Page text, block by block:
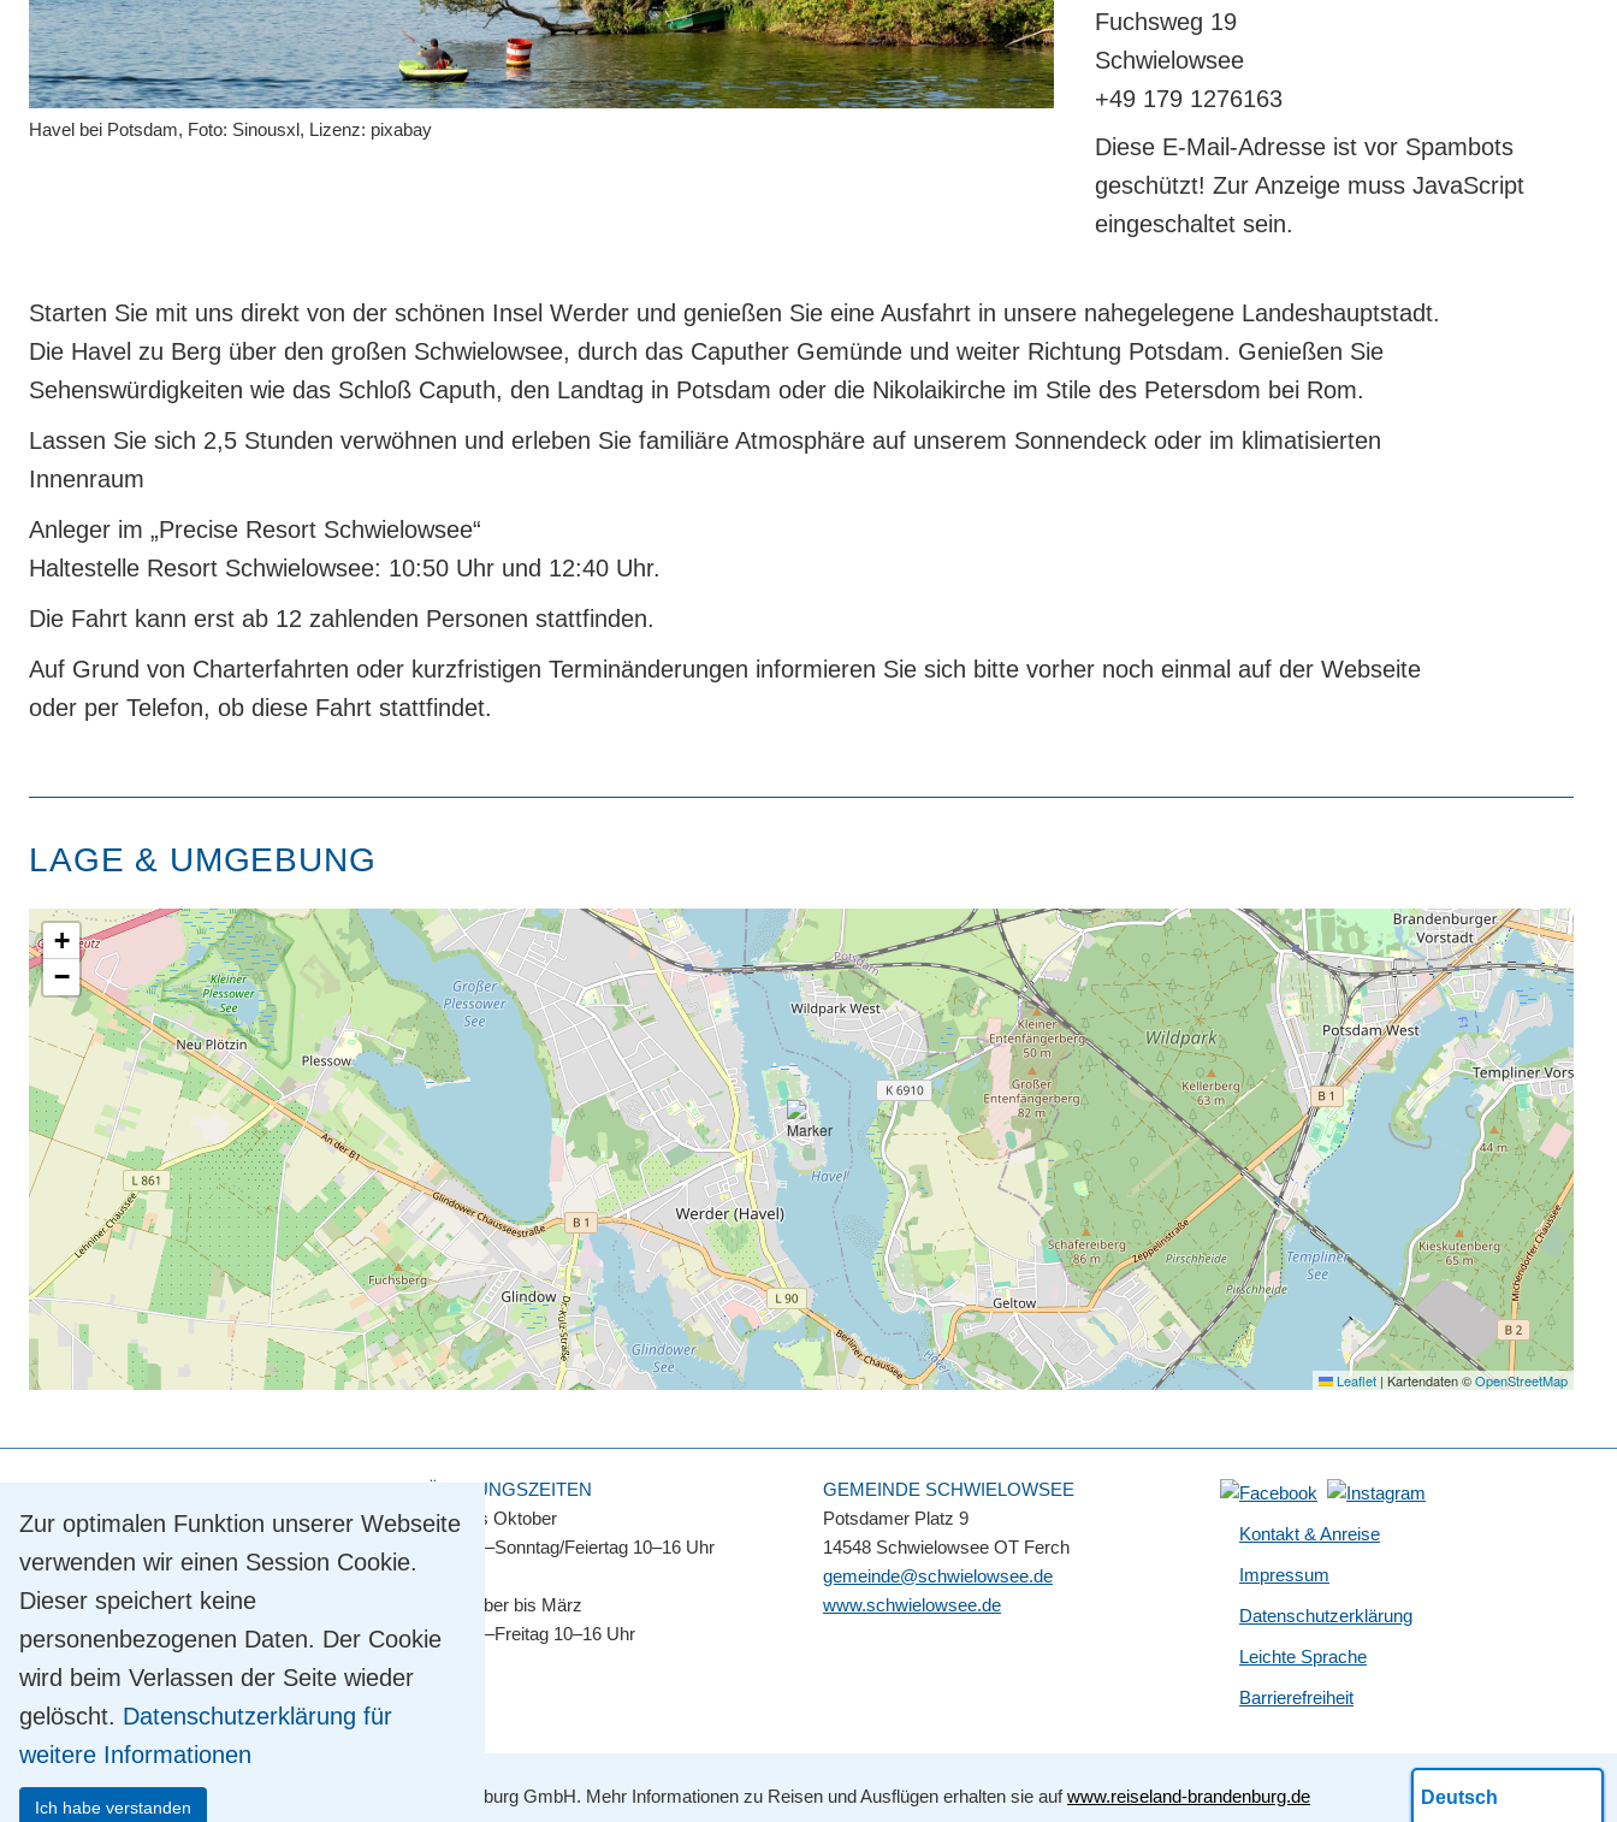
Zur optimalen Funktion unserer Webseite
verwenden wir einen Session Cookie.
Dieser speichert keine
personenbezogenen Daten. Der Cookie
wird beim Verlassen der Seite wieder
gelöscht. Datenschutzerklärung für
weitere Informationen
Ich habe verstanden
Havel bei Potsdam, Foto: Sinousxl, Lizenz: pixabay
Fuchsweg 19
Schwielowsee
+49 179 1276163
Diese E-Mail-Adresse ist vor Spambots
geschützt! Zur Anzeige muss JavaScript
eingeschaltet sein.
Starten Sie mit uns direkt von der schönen Insel Werder und genießen Sie eine Ausfahrt in unsere nahegelegene Landeshauptstadt.
Die Havel zu Berg über den großen Schwielowsee, durch das Caputher Gemünde und weiter Richtung Potsdam. Genießen Sie
Sehenswürdigkeiten wie das Schloß Caputh, den Landtag in Potsdam oder die Nikolaikirche im Stile des Petersdom bei Rom.
Lassen Sie sich 2,5 Stunden verwöhnen und erleben Sie familiäre Atmosphäre auf unserem Sonnendeck oder im klimatisierten
Innenraum
Anleger im „Precise Resort Schwielowsee“
Haltestelle Resort Schwielowsee: 10:50 Uhr und 12:40 Uhr.
Die Fahrt kann erst ab 12 zahlenden Personen stattfinden.
Auf Grund von Charterfahrten oder kurzfristigen Terminänderungen informieren Sie sich bitte vorher noch einmal auf der Webseite
oder per Telefon, ob diese Fahrt stattfindet.
LAGE & UMGEBUNG
+
−
Leaflet | Kartendaten ©OpenStreetMap
Touristinformation
14548 Schwielowsee OT Caputh
Tel.+49 33209 769 769
info@schwielowsee-tourismus.de
ÖFFNUNGSZEITEN
April bis Oktober
Montag–Sonntag/Feiertag 10–16 Uhr
November bis März
Montag–Freitag 10–16 Uhr
GEMEINDE SCHWIELOWSEE
Potsdamer Platz 9
14548 Schwielowsee OT Ferch
gemeinde@schwielowsee.de
www.schwielowsee.de
Kontakt & Anreise
Impressum
Datenschutzerklärung
Leichte Sprache
Barrierefreiheit
Mit Unterstützung der TMB Tourismus-Marketing Brandenburg GmbH. Mehr Informationen zu Reisen und Ausflügen erhalten sie aufwww.reiseland-brandenburg.de